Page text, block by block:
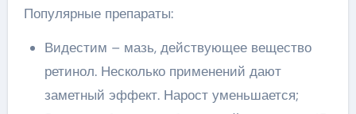
Популярные препараты:
Видестим – мазь, действующее вещество
ретинол. Несколько применений дают
заметный эффект. Нарост уменьшается;